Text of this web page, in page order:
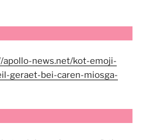
apollo-news.net/kot-emoji-
geraet-bei-caren-miosga-